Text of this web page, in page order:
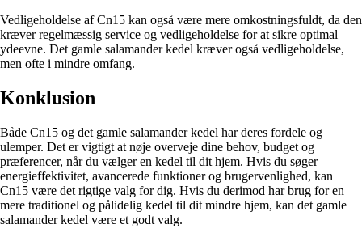
Vedligeholdelse af Cn15 kan også være mere omkostningsfuldt, da den
kræver regelmæssig service og vedligeholdelse for at sikre optimal
ydeevne. Det gamle salamander kedel kræver også vedligeholdelse,
men ofte i mindre omfang.
Konklusion
Både Cn15 og det gamle salamander kedel har deres fordele og
ulemper. Det er vigtigt at nøje overveje dine behov, budget og
præferencer, når du vælger en kedel til dit hjem. Hvis du søger
energieffektivitet, avancerede funktioner og brugervenlighed, kan
Cn15 være det rigtige valg for dig. Hvis du derimod har brug for en
mere traditionel og pålidelig kedel til dit mindre hjem, kan det gamle
salamander kedel være et godt valg.